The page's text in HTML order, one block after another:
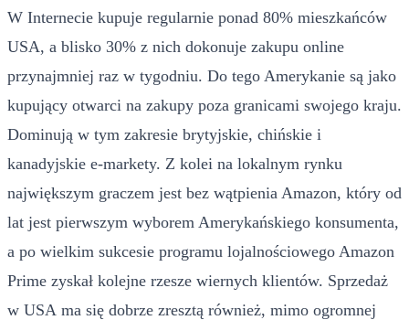
W Internecie kupuje regularnie ponad 80% mieszkańców
USA, a blisko 30% z nich dokonuje zakupu online
przynajmniej raz w tygodniu. Do tego Amerykanie są jako
kupujący otwarci na zakupy poza granicami swojego kraju.
Dominują w tym zakresie brytyjskie, chińskie i
kanadyjskie e-markety. Z kolei na lokalnym rynku
największym graczem jest bez wątpienia Amazon, który od
lat jest pierwszym wyborem Amerykańskiego konsumenta,
a po wielkim sukcesie programu lojalnościowego Amazon
Prime zyskał kolejne rzesze wiernych klientów. Sprzedaż
w USA ma się dobrze zresztą również, mimo ogromnej